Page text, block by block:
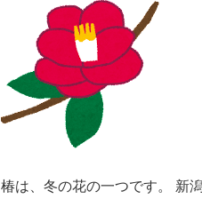
椿は、冬の花の一つです。 新